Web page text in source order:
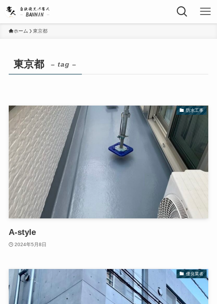
ホーム 東京都
東京都 – tag –
防水工事
A-style
2024年5月8日
優良業者